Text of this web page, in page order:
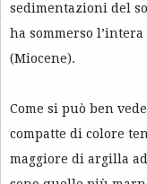
sedimentazioni del
ha sommerso
(Miocene).
Come si può ben
compatte di colore
maggiore di argilla